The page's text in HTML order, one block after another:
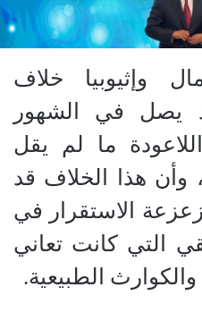
وإثيوبيا خلاف
يصل في الشهور
ما لم يقل
وأن هذا الخلاف قد
الاستقرار في
التي كانت تعاني
والكوارث الطبيعية.